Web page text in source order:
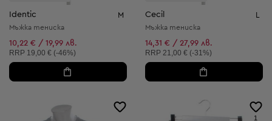
Identic M
Мъжка тениска
10,22 € / 19,99 лв.
Препоръчителна цена:
RRP 19,00 € (-46%)
Cecil
Мъжка тениска
14,31 € / 27,99 лв.
Препоръчителна цена:
RRP 21,00 € (-31%)
1